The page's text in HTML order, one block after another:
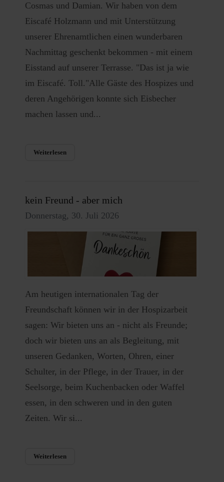
Cosmas und Damian. Wir haben von dem
Eiscafé Holzmann und mit Unterstützung
unserer Ehrenamtlichen einen wunderbaren
Nachmittag geschenkt bekommen - mit einem
Eisstand auf unserer Terrasse. "Das ist ja wie
im Eiscafé. Toll."Alle Gäste des Hospizes und
deren Angehörigen konnte sich Eisbecher
machen lassen und...
Weiterlesen
kein Freund - aber mich
Donnerstag, 30. Juli 2026
Am heutigen internationalen Tag der
Freundschaft können wir in der Hospizarbeit
sagen: Wir bieten uns an - nicht als Freunde;
doch wir bieten uns an als Begleitung, mit
unseren Gedanken, Worten, Ohren, einer
Schulter, in der Pflege, in der Trauer, in der
Seelsorge, beim Kuchenbacken oder Waffel
essen, in den schweren und in den guten
Zeiten. Wir si...
Weiterlesen